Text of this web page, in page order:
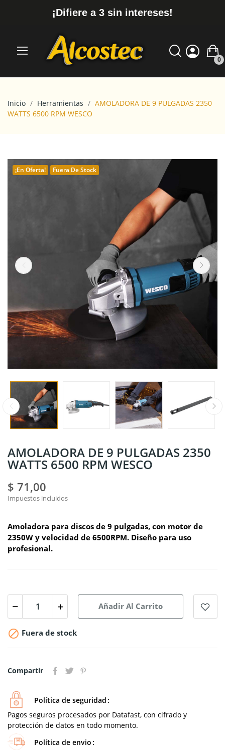
¡Difiere a 3 sin intereses!
0
Inicio Herramientas
AMOLADORA DE 9 PULGADAS 2350
WATTS 6500 RPM WESCO
¡En Oferta! Fuera De Stock
AMOLADORA DE 9 PULGADAS 2350
WATTS 6500 RPM WESCO
$ 71,00
Impuestos incluidos
Amoladora para discos de 9 pulgadas, con motor de
2350W y velocidad de 6500RPM. Diseño para uso
profesional.
Añadir Al Carrito
 Fuera de stock
Compartir
Política de seguridad
Pagos seguros procesados por Datafast, con cifrado y
protección de datos en todo momento.
Política de envio